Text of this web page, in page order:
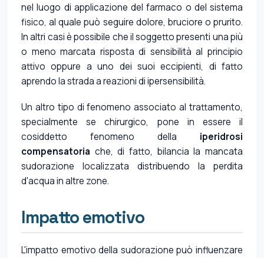
nel luogo di applicazione del farmaco o del sistema
fisico, al quale può seguire dolore, bruciore o prurito.
In altri casi è possibile che il soggetto presenti una più
o meno marcata risposta di sensibilità al principio
attivo oppure a uno dei suoi eccipienti, di fatto
aprendo la strada a reazioni di ipersensibilità.
Un altro tipo di fenomeno associato al trattamento,
specialmente se chirurgico, pone in essere il
cosiddetto fenomeno della iperidrosi
compensatoria che, di fatto, bilancia la mancata
sudorazione localizzata distribuendo la perdita
d'acqua in altre zone.
Impatto emotivo
L'impatto emotivo della sudorazione può influenzare